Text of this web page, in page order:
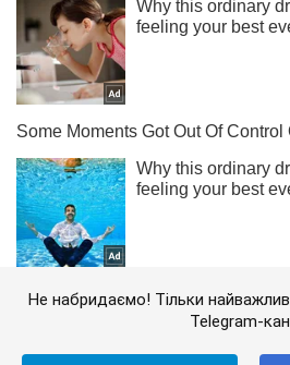
Не набридаємо! Тільки
Telegram-